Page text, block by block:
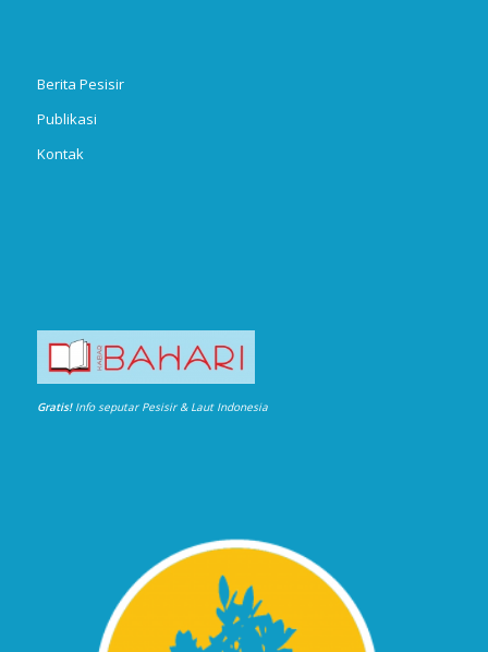
Berita Pesisir
Publikasi
Kontak
Gratis! Info seputar Pesisir & Laut Indonesia